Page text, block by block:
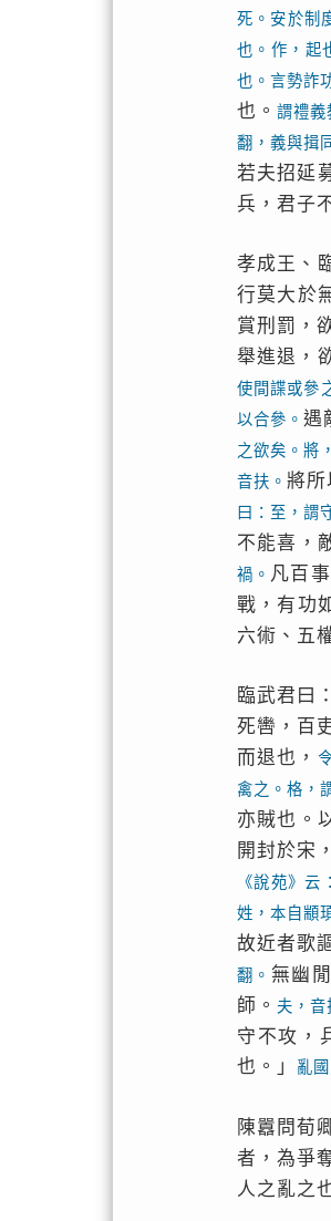
死。安於制
也。作，起
也。言勢詐
也。 謂禮義
翻，義與揖
若夫招延
兵，君子
孝成王、
行莫大於
賞刑罰，
舉進退，
使間諜或參
以合參。遇
之欲矣。將
音扶。 將所
曰：至，謂
不能喜，
禍。 凡百
戰，有功
六術、五
臨武君曰
死轡，百
而退也，
禽之。格，
亦賊也。
開封於宋，
《說苑》
姓，本自顓
故近者歌
翻。 無幽
師。 夫，音
守不攻，
也。」
亂
陳囂問荀
者，為爭
人之亂之